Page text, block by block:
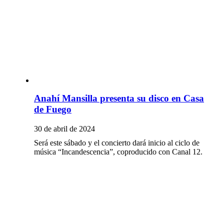
Anahí Mansilla presenta su disco en Casa
de Fuego
30 de abril de 2024
Será este sábado y el concierto dará inicio al ciclo de
música “Incandescencia”, coproducido con Canal 12.